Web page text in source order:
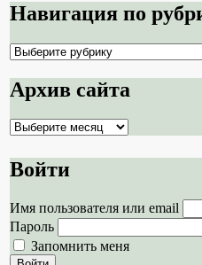
Навигация по
Навигация
рубрикам
сайта
Архив сайта
Архив
Войти
Имя пользователя или email
Пароль
Запомнить меня